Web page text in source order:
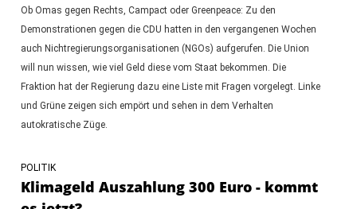
Ob Omas gegen Rechts, Campact oder Greenpeace: Zu den
Demonstrationen gegen die CDU hatten in den vergangenen Wochen
auch Nichtregierungsorganisationen (NGOs) aufgerufen. Die Union
will nun wissen, wie viel Geld diese vom Staat bekommen. Die
Fraktion hat der Regierung dazu eine Liste mit Fragen vorgelegt. Linke
und Grüne zeigen sich empört und sehen in dem Verhalten
autokratische Züge.
POLITIK
Klimageld Auszahlung 300 Euro - kommt